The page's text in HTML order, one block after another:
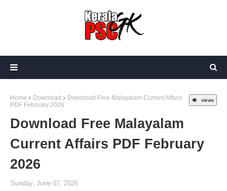
views
Home Download
Download Free Malayalam Current Affairs
PDF February 2026
Download Free Malayalam
Current Affairs PDF February
2026
Sunday, June 07, 2026